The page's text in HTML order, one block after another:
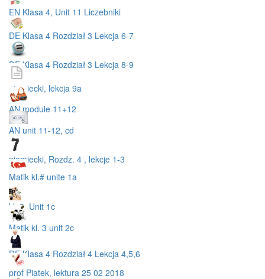
EN Klasa 4, Unit 11 Liczebniki
DE Klasa 4 Rozdział 3 Lekcja 6-7
DE Klasa 4 Rozdział 3 Lekcja 8-9
niemiecki, lekcja 9a
AN module 11+12
AN unit 11-12, cd
niemiecki, Rozdz. 4 , lekcje 1-3
Matik kl.# unite 1a
kl. 3, Unit 1c
Matik kl. 3 unit 2c
DE Klasa 4 Rozdział 4 Lekcja 4,5,6
prof Piatek, lektura 25 02 2018